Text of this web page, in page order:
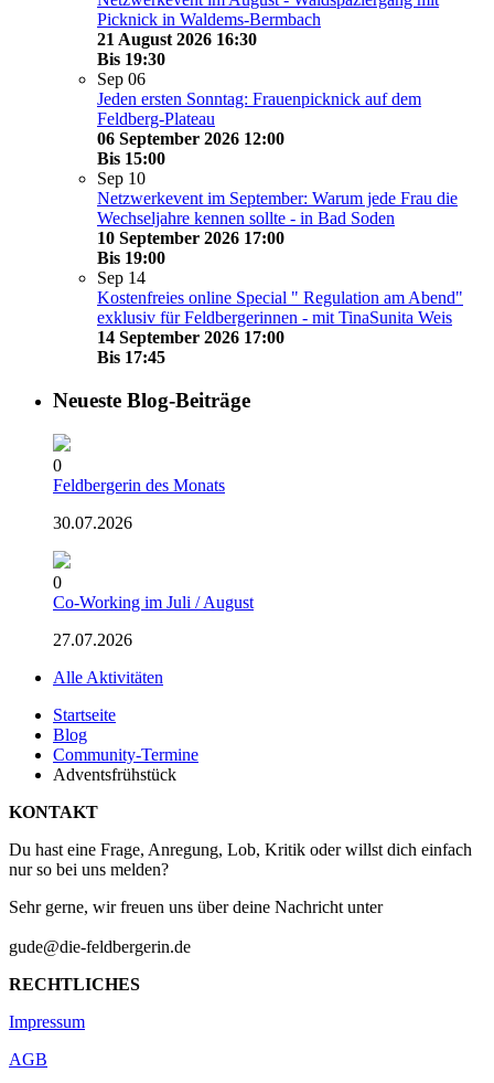
Picknick in Waldems-Bermbach
21 August 2026 16:30
Bis 19:30
Sep 06
Jeden ersten Sonntag: Frauenpicknick auf dem
Feldberg-Plateau
06 September 2026 12:00
Bis 15:00
Sep 10
Netzwerkevent im September: Warum jede Frau die
Wechseljahre kennen sollte - in Bad Soden
10 September 2026 17:00
Bis 19:00
Sep 14
Kostenfreies online Special " Regulation am Abend"
exklusiv für Feldbergerinnen - mit TinaSunita Weis
14 September 2026 17:00
Bis 17:45
Neueste Blog-Beiträge
0
Feldbergerin des Monats
30.07.2026
0
Co-Working im Juli / August
27.07.2026
Alle Aktivitäten
Startseite
Blog
Community-Termine
Adventsfrühstück
KONTAKT
Du hast eine Frage, Anregung, Lob, Kritik oder willst dich einfach
nur so bei uns melden?
Sehr gerne, wir freuen uns über deine Nachricht unter
gude@die-feldbergerin.de
RECHTLICHES
Impressum
AGB